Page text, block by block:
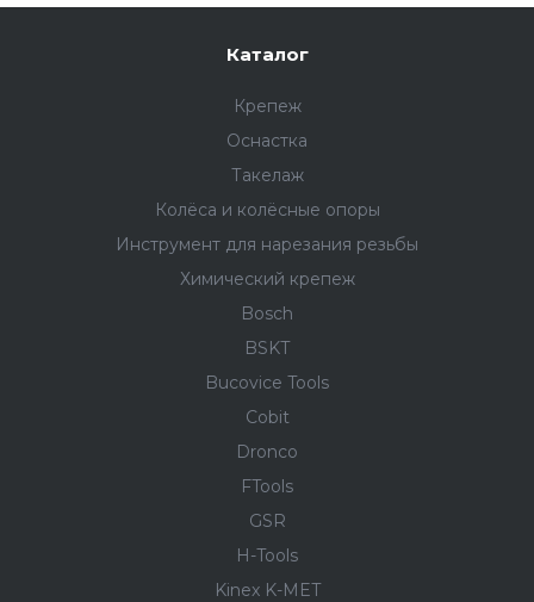
Каталог
Крепеж
Оснастка
Такелаж
Колёса и колëсные опоры
Инструмент для нарезания резьбы
Химический крепеж
Bosch
BSKT
Bucovice Tools
Cobit
Dronco
FTools
GSR
H-Tools
Kinex K-MET